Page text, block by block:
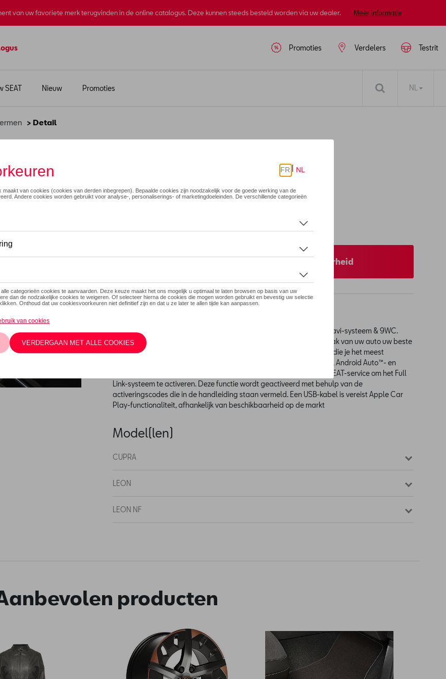
van uw favoriete merk terugvinden in de online catalogus. Deze kunnen steeds besteld worden via uw dealer. Meer informatie
SEAT Nieuw Promoties
Testrit
Verdelers
Promoties
NL
> Detail
8AR + 9WC)
Dit product is momenteel niet op stock
Contacteer uw dealer voor beschikbaarheid
Alleen compatibel met MIB Gen-radio's. 3 (MIB3) – PR: 8AW/8AR – Navi-systeem & 9WC.
Verbind uw mobiel met uw voertuig met het Full Link-systeem en maak van uw auto uw beste
reisgenoot. Toegang tot al je muziek, je agenda, kaarten en de apps die je het meest
gebruikt. Hij werkt met zowel Android als iOS dankzij de MirrorLink™-, Android Auto™- en
Apple CarPlay™-technologieën. Neem contact op met de erkende SEAT-service om het Full
Link-systeem te activeren. Deze functie wordt geactiveerd met behulp van de
activeringscodes die in de handleiding staan vermeld. Een USB-kabel is vereist Apple Car
Play-functionaliteit, afhankelijk van beschikbaarheid op de markt
Model(len)
CUPRA
LEON
LEON NF
producten